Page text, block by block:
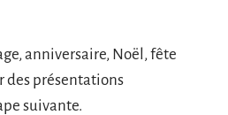
anniversaire, Noël, fête
des présentations
suivante.